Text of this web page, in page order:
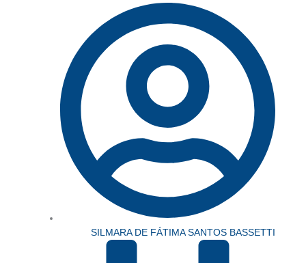
SILMARA DE FÁTIMA SANTOS BASSETTI